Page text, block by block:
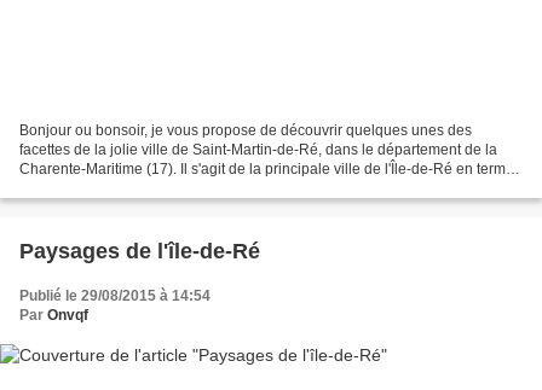
Bonjour ou bonsoir, je vous propose de découvrir quelques unes des
facettes de la jolie ville de Saint-Martin-de-Ré, dans le département de la
Charente-Maritime (17). Il s'agit de la principale ville de l'Île-de-Ré en terme
Paysages de l'île-de-Ré
Publié le 29/08/2015 à 14:54
Par Onvqf